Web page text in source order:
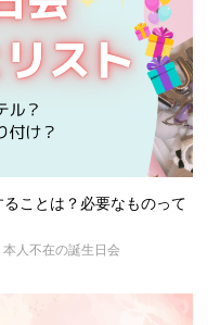
ことは？必要なものって
本人不在の誕生日会